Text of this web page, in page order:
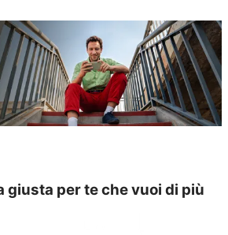
giusta per te che vuoi di più